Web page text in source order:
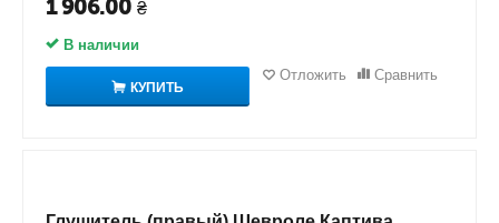
1 906.00 ₴
В наличии
КУПИТЬ
Отложить Сравнить